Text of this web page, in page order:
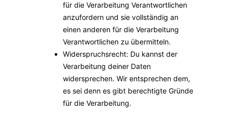
für die Verarbeitung Verantwortlichen
anzufordern und sie vollständig an
einen anderen für die Verarbeitung
Verantwortlichen zu übermitteln.
Widerspruchsrecht: Du kannst der
Verarbeitung deiner Daten
widersprechen. Wir entsprechen dem,
es sei denn es gibt berechtigte Gründe
für die Verarbeitung.